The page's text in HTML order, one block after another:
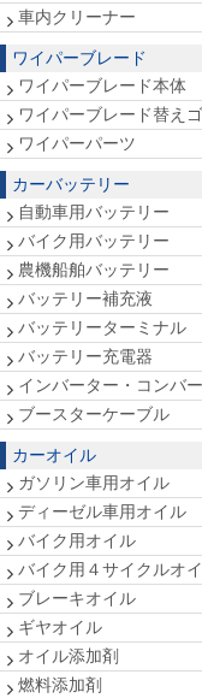
車内クリーナー
ワイパーブレード
ワイパーブレード本体
ワイパーブレード替え
ワイパーパーツ
カーバッテリー
自動車用バッテリー
バイク用バッテリー
農機船舶バッテリー
バッテリー補充液
バッテリーターミナル
バッテリー充電器
インバーター・コンバ
ブースターケーブル
カーオイル
ガソリン車用オイル
ディーゼル車用オイル
バイク用オイル
バイク用４サイクルオ
ブレーキオイル
ギヤオイル
オイル添加剤
燃料添加剤